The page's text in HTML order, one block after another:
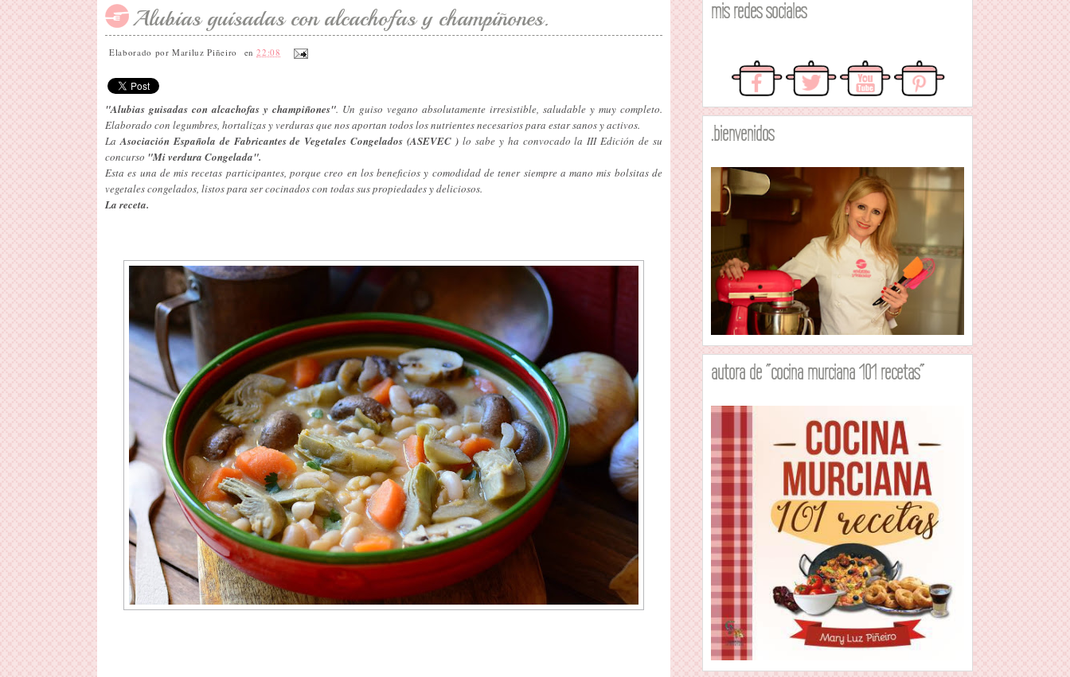
Alubias guisadas con alcachofas y champiñones.
Elaborado porMariluz Piñeiro en22:08
"Alubias guisadas con alcachofas y champiñones". Un guiso vegano absolutamente irresistible, saludable y muy completo.
Elaborado con legumbres, hortalizas y verduras que nos aportan todos los nutrientes necesarios para estar sanos y activos.
LaAsociación Española de Fabricantes de Vegetales Congelados (ASEVEC ) lo sabe y ha convocado la III Edición de su
concurso "Mi verdura Congelada".
Esta es una de mis recetas participantes, porque creo en los beneficios y comodidad de tener siempre a mano mis bolsitas de
vegetales congelados, listos para ser cocinados con todas sus propiedades y deliciosos.
La receta.
mis redes sociales
.bienvenidos
autora de "cocina murciana 101 recetas"